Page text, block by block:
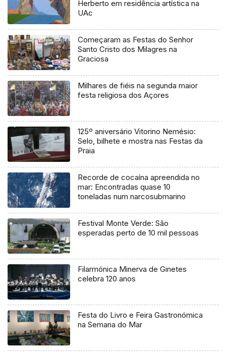
Herberto em residência artística na
UAc
Começaram as Festas do Senhor
Santo Cristo dos Milagres na
Graciosa
Milhares de fiéis na segunda maior
festa religiosa dos Açores
125º aniversário Vitorino Nemésio:
Selo, bilhete e mostra nas Festas da
Praia
Recorde de cocaína apreendida no
mar: Encontradas quase 10
toneladas num narcosubmarino
Festival Monte Verde: São
esperadas perto de 10 mil pessoas
Filarmónica Minerva de Ginetes
celebra 120 anos
Festa do Livro e Feira Gastronómica
na Semana do Mar